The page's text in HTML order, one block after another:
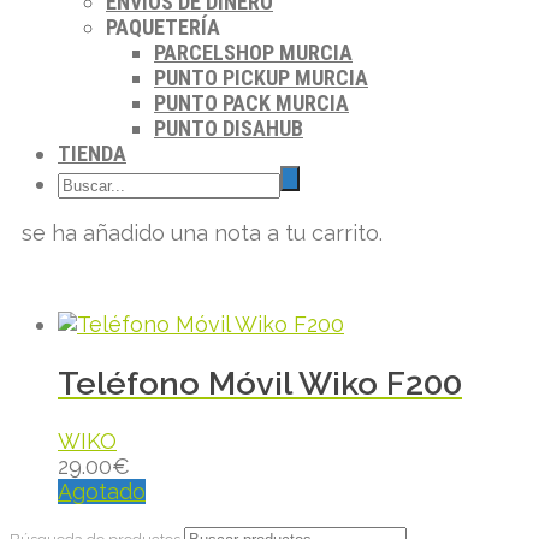
PAQUETERÍA
PARCELSHOP MURCIA
PUNTO PICKUP MURCIA
PUNTO PACK MURCIA
PUNTO DISAHUB
TIENDA
se ha añadido una nota a tu carrito.
Teléfono Móvil Wiko F200
WIKO
29.00€
Agotado